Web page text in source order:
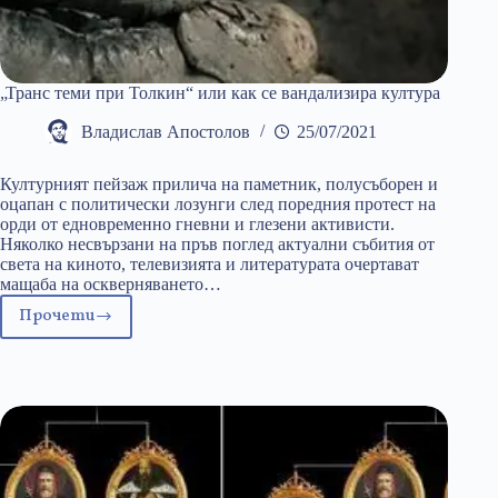
„Транс теми при Толкин“ или как се вандализира културa
Владислав Апостолов 25/07/2021
Културният пейзаж прилича на паметник, полусъборен и
оцапан с политически лозунги след поредния протест на
орди от едновременно гневни и глезени активисти.
Няколко несвързани на пръв поглед актуални събития от
света на киното, телевизията и литературата очертават
мащаба на оскверняването…
Прочети
„Транс
или
как
се
вандализира